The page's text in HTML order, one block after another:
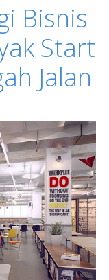
Bisnis
Start
Jalan